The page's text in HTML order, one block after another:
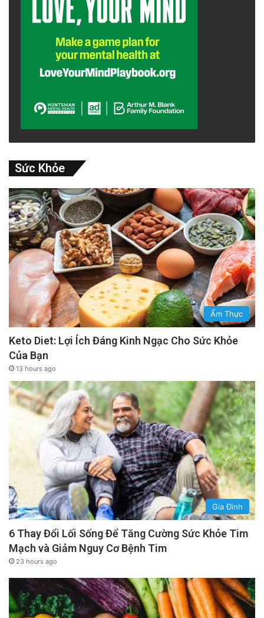
Sức Khỏe
Ẩm Thực
Keto Diet: Lợi Ích Đáng Kinh Ngạc Cho Sức Khỏe
Của Bạn
13 hours ago
Gia Đình
6 Thay Đổi Lối Sống Để Tăng Cường Sức Khỏe Tim
Mạch và Giảm Nguy Cơ Bệnh Tim
23 hours ago